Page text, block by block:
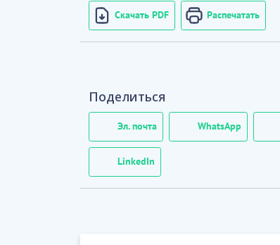
Скачать PDF Распечатать
Поделиться
Эл. почта WhatsApp
LinkedIn